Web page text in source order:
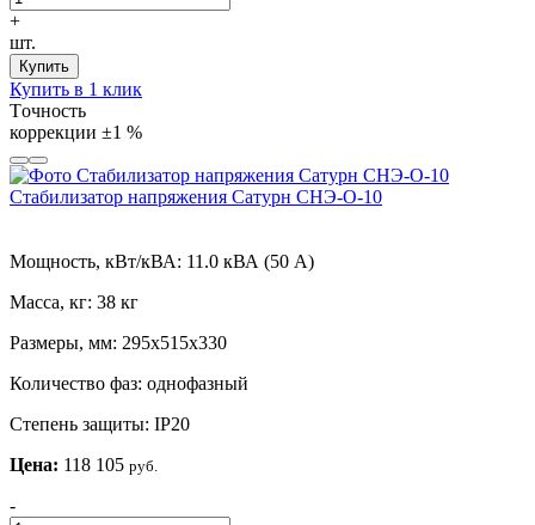
+
шт.
Купить
Купить в 1 клик
Tочность
коррекции ±1 %
Стабилизатор напряжения Сатурн СНЭ-О-10
Мощность, кВт/кВА: 11.0 кВА (50 А)
Масса, кг: 38 кг
Размеры, мм: 295х515х330
Количество фаз: однофазный
Степень защиты: IP20
Цена: 118 105 руб.
-